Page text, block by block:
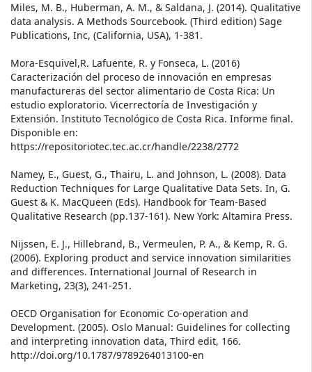
Miles, M. B., Huberman, A. M., & Saldana, J. (2014). Qualitative
data analysis. A Methods Sourcebook. (Third edition) Sage
Publications, Inc, (California, USA), 1-381.
Mora-Esquivel,R. Lafuente, R. y Fonseca, L. (2016)
Caracterización del proceso de innovación en empresas
manufactureras del sector alimentario de Costa Rica: Un
estudio exploratorio. Vicerrectoría de Investigación y
Extensión. Instituto Tecnológico de Costa Rica. Informe final.
Disponible en:
https://repositoriotec.tec.ac.cr/handle/2238/2772
Namey, E., Guest, G., Thairu, L. and Johnson, L. (2008). Data
Reduction Techniques for Large Qualitative Data Sets. In, G.
Guest & K. MacQueen (Eds). Handbook for Team-Based
Qualitative Research (pp.137-161). New York: Altamira Press.
Nijssen, E. J., Hillebrand, B., Vermeulen, P. A., & Kemp, R. G.
(2006). Exploring product and service innovation similarities
and differences. International Journal of Research in
Marketing, 23(3), 241-251.
OECD Organisation for Economic Co-operation and
Development. (2005). Oslo Manual: Guidelines for collecting
and interpreting innovation data, Third edit, 166.
http://doi.org/10.1787/9789264013100-en